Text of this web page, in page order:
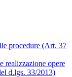
procedure (Art. 37
realizzazione opere
d.lgs. 33/2013)